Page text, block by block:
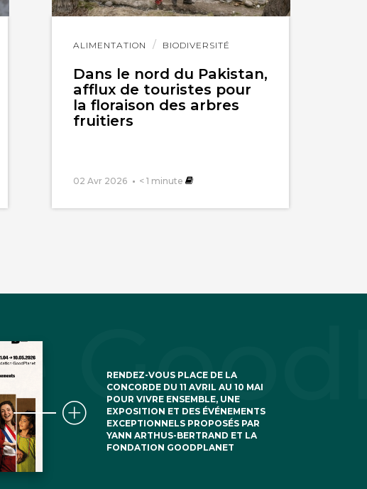
ALIMENTATION BIODIVERSITÉ
Dans le nord du Pakistan,
afflux de touristes pour
la floraison des arbres
fruitiers
02 Avr 2026 < 1 minute
Lire
RENDEZ-VOUS PLACE DE LA
CONCORDE DU 11 AVRIL AU 10 MAI
POUR VIVRE ENSEMBLE, UNE
EXPOSITION ET DES ÉVÉNEMENTS
EXCEPTIONNELS PROPOSÉS PAR
YANN ARTHUS-BERTRAND ET LA
FONDATION GOODPLANET